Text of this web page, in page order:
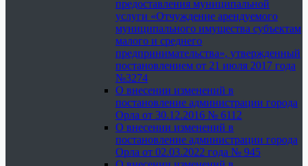
предоставления муниципальной
услуги «Отчуждение арендуемого
муниципального имущества субъектам
малого и среднего
предпринимательства», утвержденный
постановлением от 21 июля 2017 года
№3274
О внесении изменений в
постановление администрации города
Орла от 30.12.2016 № 6112
О внесении изменений в
постановление администрации города
Орла от 02.03.2022 года № 945